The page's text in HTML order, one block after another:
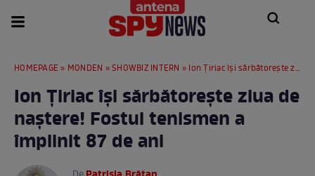
HOMEPAGE » MONDEN »SHOWBIZ INTERN » Ion Țiriac își sărbătorește ziua de naștere! Fostul tenismen a împlinit 87 de ani
Ion Țiriac își sărbătorește ziua de
naștere! Fostul tenismen a
împlinit 87 de ani